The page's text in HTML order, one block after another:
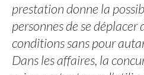
prestation donne la
personnes de se déplacer
conditions sans pour
Dans les affaires, la